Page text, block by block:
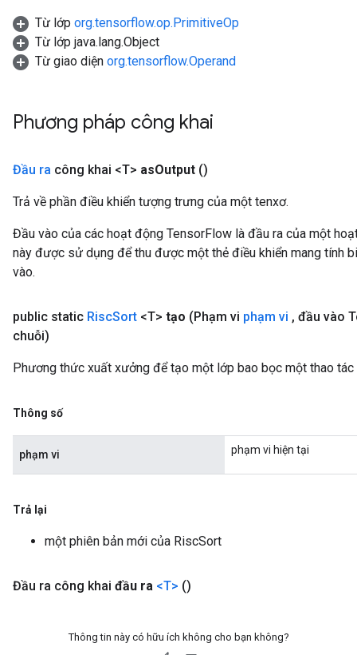
Từ lớp org.tensorflow.op.PrimitiveOp
Từ lớp java.lang.Object
Từ giao diện org.tensorflow.Operand
Phương pháp công khai
Đầu ra công khai <T> asOutput ()
Trả về phần điều khiển tượng trưng của một tenxơ.
Đầu vào của các hoạt động TensorFlow là đầu ra của một
này được sử dụng để thu được một thẻ điều khiển mang tính
vào.
public static RiscSort <T> tạo (Phạm vi phạm vi , đầu vào
chuỗi)
Phương thức xuất xưởng để tạo một lớp bao bọc một thao
Thông số
phạm vi phạm vi hiện tại
Trả lại
một phiên bản mới của RiscSort
Đầu ra công khai đầu ra <T> ()
Thông tin này có hữu ích không cho bạn không?